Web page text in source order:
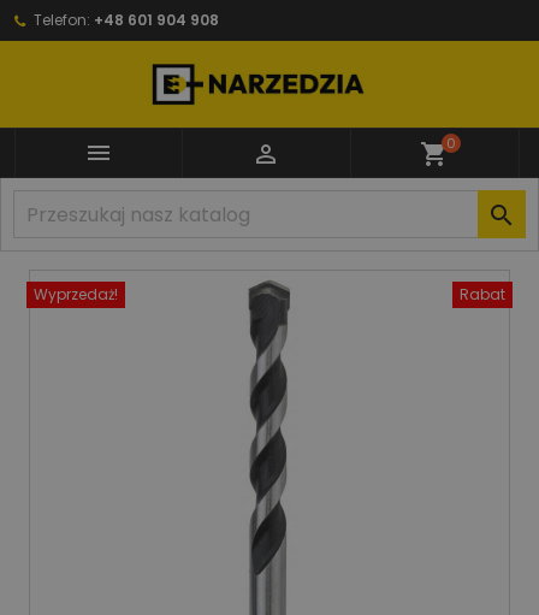
Telefon: +48 601 904 908
  shopping_cart0

Wyprzedaż! Rabat